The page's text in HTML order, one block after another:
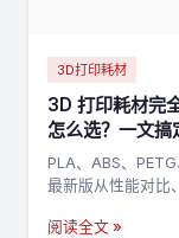
3D打印耗材
3D 打印耗材完
怎么选？一文搞
PLA、ABS、
最新版从性能对比
阅读全文 »